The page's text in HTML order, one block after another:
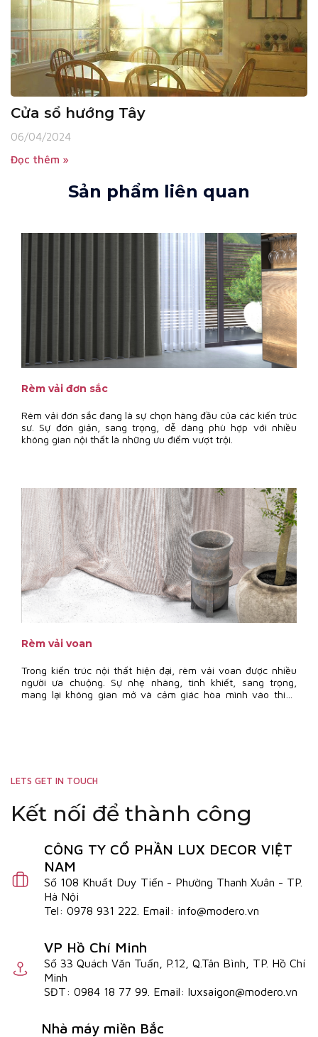
Cửa sổ hướng Tây
06/04/2024
Đọc thêm »
Sản phẩm liên quan
Rèm vải đơn sắc
Rèm vải đơn sắc đang là sự chọn hàng đầu của các kiến trúc
sư. Sự đơn giản, sang trọng, dễ dàng phù hợp với nhiều
không gian nội thất là những ưu điểm vượt trội.
Rèm vải voan
Trong kiến trúc nội thất hiện đại, rèm vải voan được nhiều
người ưa chuộng. Sự nhẹ nhàng, tinh khiết, sang trọng,
mang lại không gian mở và cảm giác hòa mình vào thiên
LETS GET IN TOUCH
Kết nối để thành công
CÔNG TY CỔ PHẦN LUX DECOR VIỆT
NAM
Số 108 Khuất Duy Tiến - Phường Thanh Xuân - TP.
Hà Nội
Tel: 0978 931 222. Email: info@modero.vn
VP Hồ Chí Minh
Số 33 Quách Văn Tuấn, P.12, Q.Tân Bình, TP. Hồ Chí
Minh
SĐT: 0984 18 77 99. Email: luxsaigon@modero.vn
Nhà máy miền Bắc